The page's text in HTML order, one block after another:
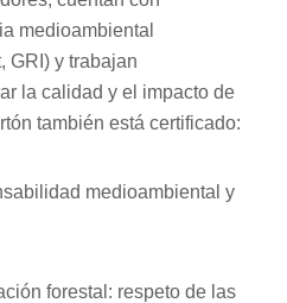
medioambiental
GRI) y trabajan
la calidad y el impacto de
también está certificado:
medioambiental y
forestal: respeto de las